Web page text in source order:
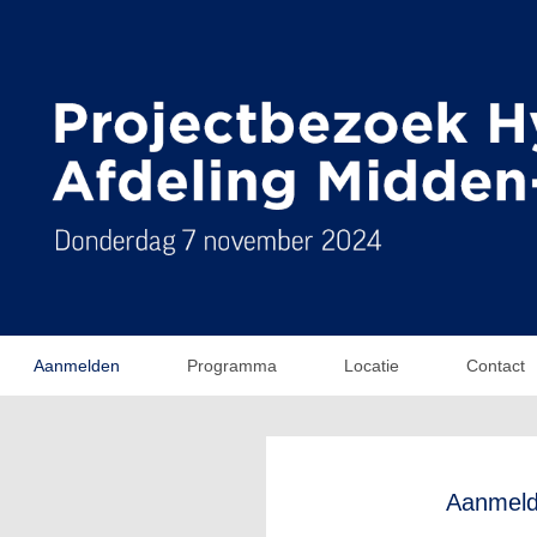
Aanmelden Programma Locatie Contact